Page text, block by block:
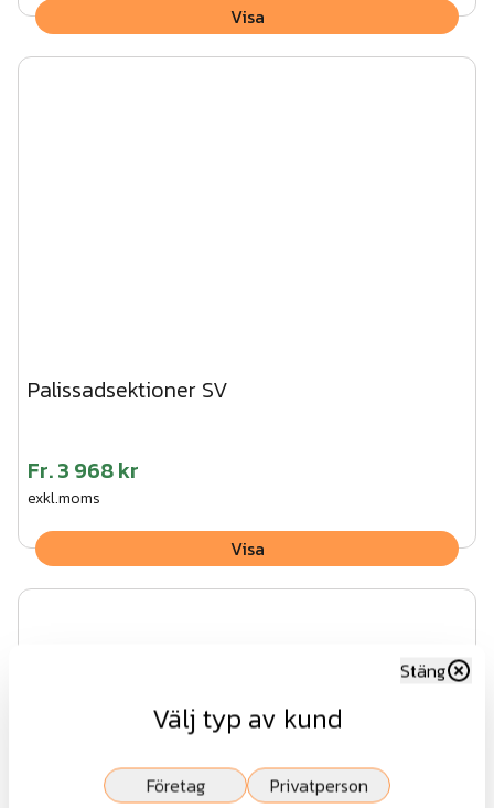
Visa
Palissadsektioner SV
Fr.3 968 kr
exkl.moms
Visa
Välj typ av kund
Stäng
Företag Privatperson